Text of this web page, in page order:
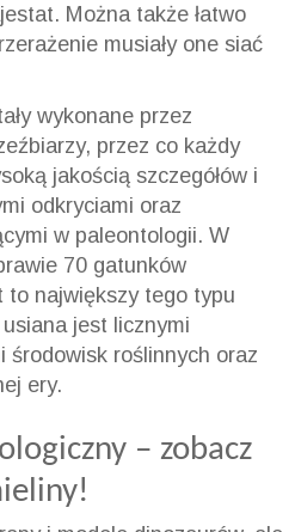
Można także łatwo
musiały one siać
wykonane przez
przez co każdy
jakością szczegółów i
odkryciami oraz
w paleontologii. W
70 gatunków
to największy tego typu
jest licznymi
środowisk roślinnych oraz
ery.
– zobacz